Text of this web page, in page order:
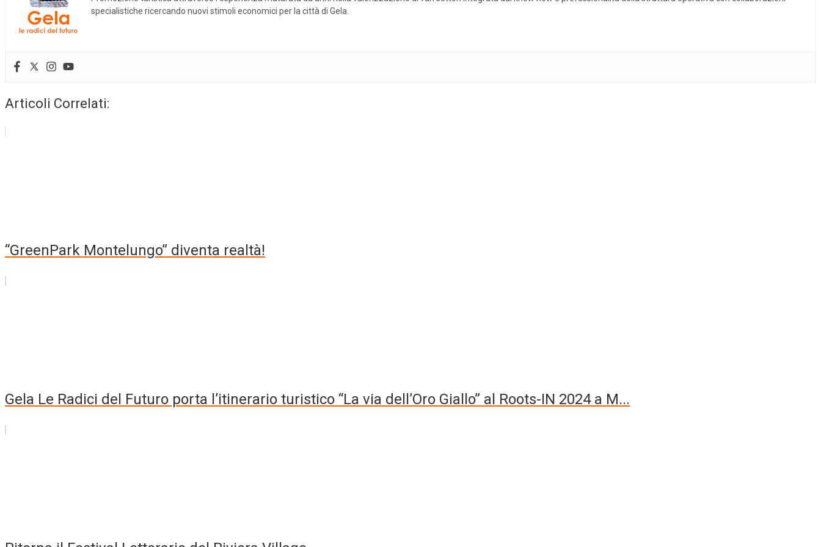
specialistiche ricercando nuovi stimoli economici per la città di Gela.
Articoli Correlati:
“GreenPark Montelungo” diventa realtà!
Gela Le Radici del Futuro porta l’itinerario turistico “La via dell’Oro Giallo” al Roots-IN 2024 a M...